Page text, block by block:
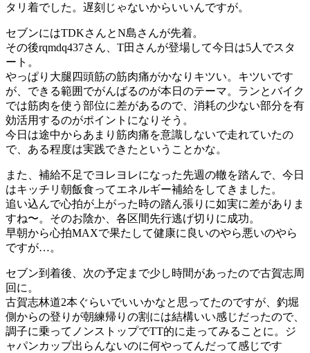
タリ着でした。遅刻じゃないからいいんですが。
セブンにはTDKさんとN島さんが先着。
その後rqmdq437さん、T田さんが登場して今日は5人でスタ
ート。
やっぱり大腿四頭筋の筋肉痛がかなりキツい。キツいです
が、できる範囲でがんばるのが本日のテーマ。ランとバイク
では筋肉を使う部位に差があるので、消耗の少ない部分を有
効活用するのがポイントになりそう。
今日は途中からあまり筋肉痛を意識しないで走れていたの
で、ある程度は実践できたということかな。
また、補給不足でヨレヨレになった先週の轍を踏んで、今日
はキッチリ朝飯食ってエネルギー補給をしてきました。
追い込んで心拍が上がった時の踏ん張りに如実に差がありま
すね〜。そのお陰か、各区間先行逃げ切りに成功。
早朝から心拍MAXで果たして健康に良いのやら悪いのやら
ですが…。
セブン到着後、次の予定まで少し時間があったので古賀志周
回に。
古賀志林道2本ぐらいでいいかなと思ってたのですが、釣堀
側からの登りが朝練帰りの割には結構いい感じだったので、
調子に乗ってノンストップでTT的に走ってみることに。ジ
ャパンカップ出らんないのに何やってんだって感じです